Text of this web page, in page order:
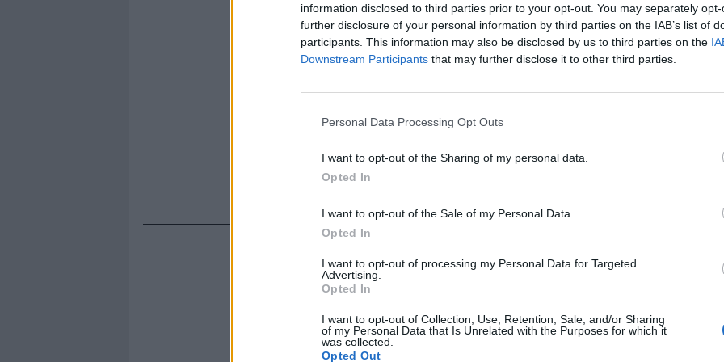
information disclosed to third parties prior to your opt-out. You may separately
further disclosure of your personal information by third parties on the IAB’s list of
participants. This information may also be disclosed by us to third parties on the
Downstream Participants that may further disclose it to other third parties.
Personal Data Processing Opt Outs
I want to opt-out of the Sharing of my personal data.
Opted In
I want to opt-out of the Sale of my Personal Data.
Opted In
I want to opt-out of processing my Personal Data for Targeted
Advertising.
Opted In
I want to opt-out of Collection, Use, Retention, Sale, and/or Sharing
of my Personal Data that Is Unrelated with the Purposes for which it
was collected.
Opted Out
Rudy Giuliani a Come States?
americana